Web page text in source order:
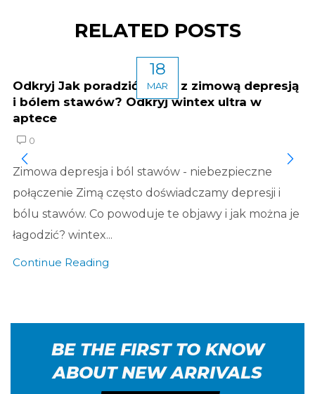
RELATED POSTS
18
MAR
Odkryj Jak poradzić sobie z zimową depresją
i bólem stawów? Odkryj wintex ultra w
aptece
0
Zimowa depresja i ból stawów - niebezpieczne
połączenie Zimą często doświadczamy depresji i
bólu stawów. Co powoduje te objawy i jak można je
łagodzić? wintex...
Continue Reading
BE THE FIRST TO KNOW
ABOUT NEW ARRIVALS